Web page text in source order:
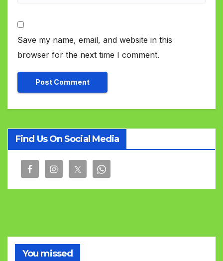
Save my name, email, and website in this
browser for the next time I comment.
Find Us On Social Media
You missed